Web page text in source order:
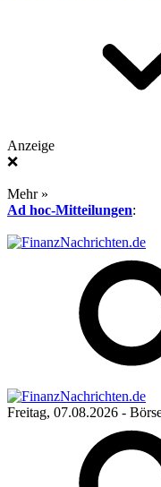
Anzeige
❌
Mehr »
Ad hoc-Mitteilungen:
Freitag, 07.08.2026 -